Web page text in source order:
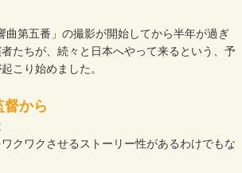
曲第五番」の撮影が開始してから半年が過ぎ
たちが、続々と日本へやって来るという、予
こり始めました。
から
クワクさせるストーリー性があるわけでもな